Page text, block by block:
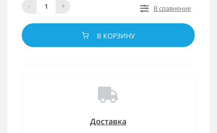
-
+
В сравнение
В КОРЗИНУ
Доставка